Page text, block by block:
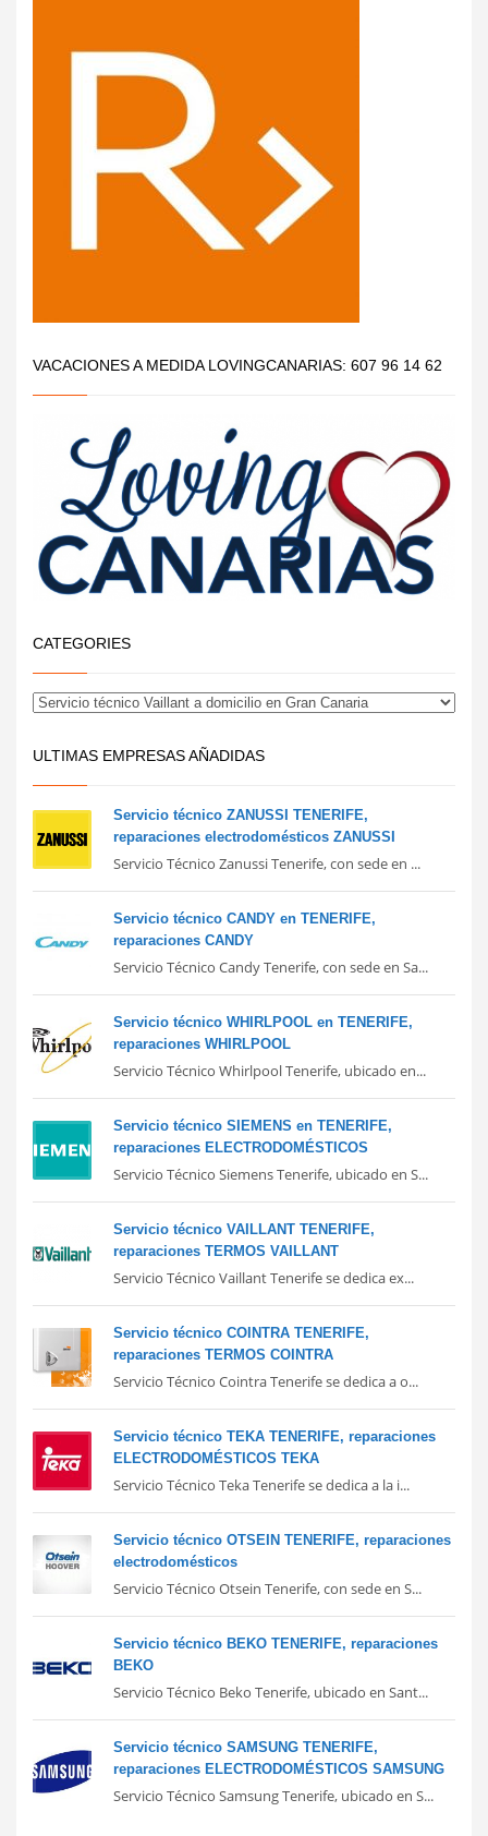
VACACIONES A MEDIDA LOVINGCANARIAS: 607 96 14 62
CATEGORIES
ULTIMAS EMPRESAS AÑADIDAS
Servicio técnico ZANUSSI TENERIFE,
reparaciones electrodomésticos ZANUSSI
Servicio Técnico Zanussi Tenerife, con sede en ...
Servicio técnico CANDY en TENERIFE,
reparaciones CANDY
Servicio Técnico Candy Tenerife, con sede en Sa...
Servicio técnico WHIRLPOOL en TENERIFE,
reparaciones WHIRLPOOL
Servicio Técnico Whirlpool Tenerife, ubicado en...
Servicio técnico SIEMENS en TENERIFE,
reparaciones ELECTRODOMÉSTICOS
Servicio Técnico Siemens Tenerife, ubicado en S...
Servicio técnico VAILLANT TENERIFE,
reparaciones TERMOS VAILLANT
Servicio Técnico Vaillant Tenerife se dedica ex...
Servicio técnico COINTRA TENERIFE,
reparaciones TERMOS COINTRA
Servicio Técnico Cointra Tenerife se dedica a o...
Servicio técnico TEKA TENERIFE, reparaciones
ELECTRODOMÉSTICOS TEKA
Servicio Técnico Teka Tenerife se dedica a la i...
Servicio técnico OTSEIN TENERIFE, reparaciones
electrodomésticos
Servicio Técnico Otsein Tenerife, con sede en S...
Servicio técnico BEKO TENERIFE, reparaciones
BEKO
Servicio Técnico Beko Tenerife, ubicado en Sant...
Servicio técnico SAMSUNG TENERIFE,
reparaciones ELECTRODOMÉSTICOS SAMSUNG
Servicio Técnico Samsung Tenerife, ubicado en S...